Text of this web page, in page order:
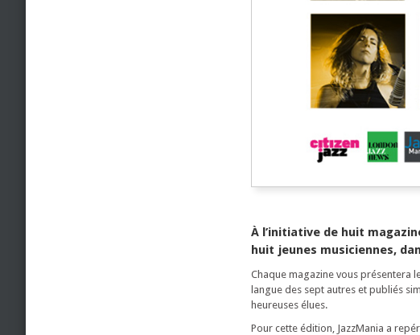
À l’initiative de huit
huit jeunes musiciennes,
Chaque magazine vous présentera
langue des sept autres et publiés
heureuses élues.
Pour cette édition, JazzMania a